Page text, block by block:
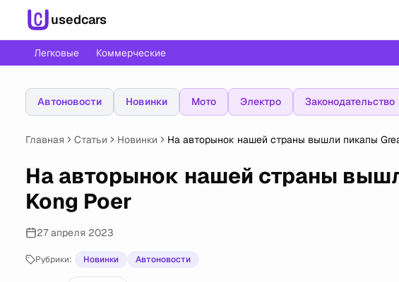
usedcars
Легковые Коммерческие
Автоновости Новинки Мото Электро Законодательство
Главная Статьи Новинки На авторынок нашей страны вышли пикапы
На авторынок нашей страны
Kong Poer
27 апреля 2023
Рубрики: Новинки Автоновости